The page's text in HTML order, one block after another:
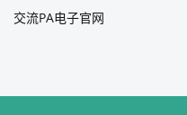
交流PA电子官网